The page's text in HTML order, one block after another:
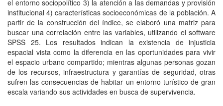
el entorno sociopolítico 3) la atención a las demandas y provisión
institucional 4) características socioeconómicas de la población. A
partir de la construcción del índice, se elaboró una matriz para
buscar una correlación entre las variables, utilizando el software
SPSS 25. Los resultados indican la existencia de injusticia
espacial vista como la diferencia en las oportunidades para vivir
el espacio urbano compartido; mientras algunas personas gozan
de los recursos, infraestructura y garantías de seguridad, otras
sufren las consecuencias de habitar un entorno turístico de gran
escala variando sus actividades en busca de supervivencia.